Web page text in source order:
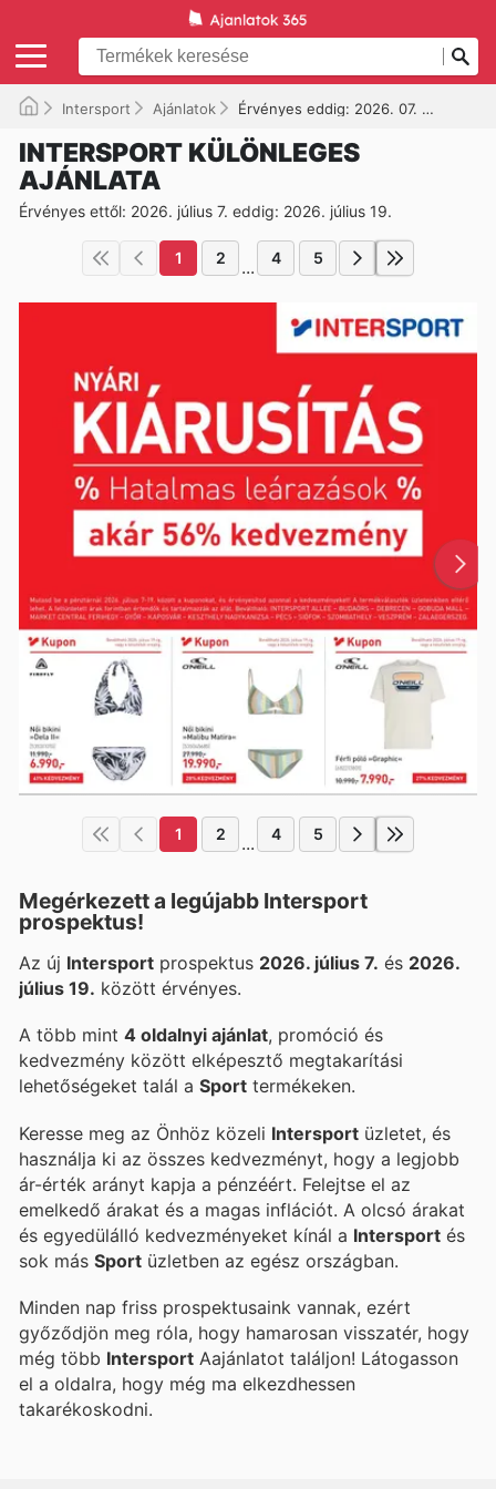
Intersport Ajánlatok Érvényes eddig: 2026. 07. 19.
INTERSPORT KÜLÖNLEGES
AJÁNLATA
Érvényes ettől: 2026. július 7. eddig: 2026. július 19.
1 2 ... 4 5
1 2 ... 4 5
Megérkezett a legújabb Intersport
prospektus!
Az új Intersport prospektus 2026. július 7. és 2026.
július 19. között érvényes.
A több mint 4 oldalnyi ajánlat, promóció és
kedvezmény között elképesztő megtakarítási
lehetőségeket talál a Sport termékeken.
Keresse meg az Önhöz közeli Intersport üzletet, és
használja ki az összes kedvezményt, hogy a legjobb
ár-érték arányt kapja a pénzéért. Felejtse el az
emelkedő árakat és a magas inflációt. A olcsó árakat
és egyedülálló kedvezményeket kínál a Intersport és
sok más Sport üzletben az egész országban.
Minden nap friss prospektusaink vannak, ezért
győződjön meg róla, hogy hamarosan visszatér, hogy
még több Intersport Aajánlatot találjon! Látogasson
el a oldalra, hogy még ma elkezdhessen
takarékoskodni.